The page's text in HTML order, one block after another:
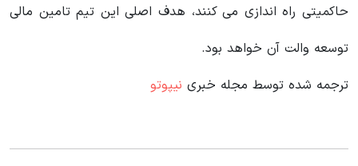
حاکمیتی راه اندازی می کنند، هدف اصلی این تیم تامین مالی
توسعه والت آن خواهد بود.
ترجمه شده توسط مجله خبری نیپوتو